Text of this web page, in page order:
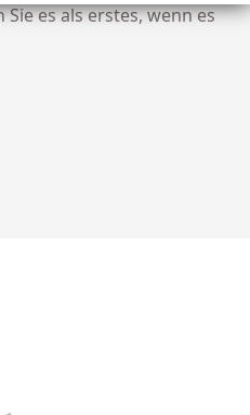
es als erstes, wenn es